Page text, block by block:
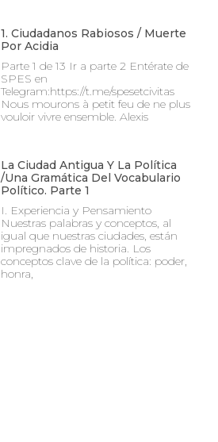
1. Ciudadanos Rabiosos / Muerte
Por Acidia
Parte 1 de 13 Ir a parte 2 Entérate de
SPES en
Telegram:https://t.me/spesetcivitas
Nous mourons à petit feu de ne plus
vouloir vivre ensemble. Alexis
La Ciudad Antigua Y La Política
/Una Gramática Del Vocabulario
Político. Parte 1
I. Experiencia y Pensamiento
Nuestras palabras y conceptos, al
igual que nuestras ciudades, están
impregnados de historia. Los
conceptos clave de la política: poder,
honra,